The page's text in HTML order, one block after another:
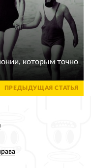
которым точно
ПРЕДЫДУЩАЯ СТАТЬЯ